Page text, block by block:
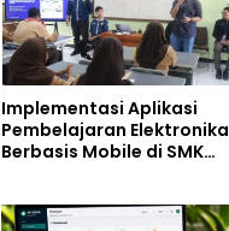
Implementasi Aplikasi
Pembelajaran Elektronika
Berbasis Mobile di SMK
Inovasi Pembelajaran